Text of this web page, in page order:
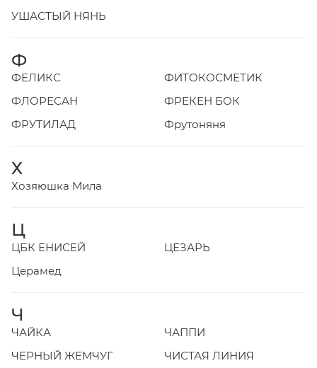
УШАСТЫЙ НЯНЬ
Ф
ФЕЛИКС
ФИТОКОСМЕТИК
ФЛОРЕСАН
ФРЕКЕН БОК
ФРУТИЛАД
Фрутоняня
Х
Хозяюшка Мила
Ц
ЦБК ЕНИСЕЙ
ЦЕЗАРЬ
Церамед
Ч
ЧАЙКА
ЧАППИ
ЧЕРНЫЙ ЖЕМЧУГ
ЧИСТАЯ ЛИНИЯ